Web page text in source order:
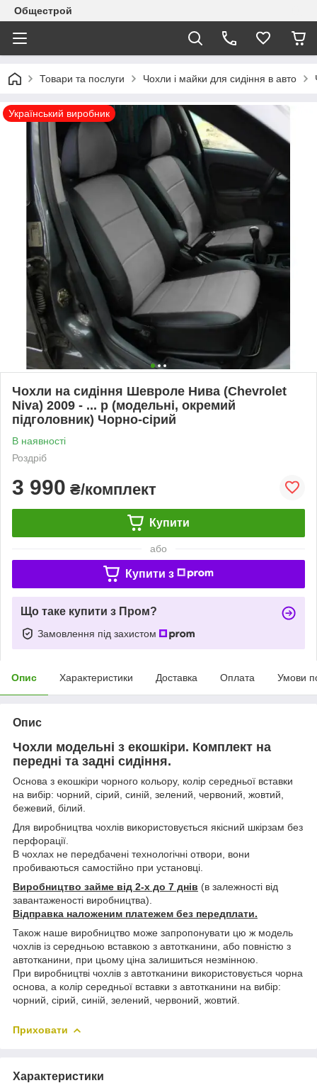
Общестрой
Товари та послуги Чохли і майки для сидіння в авто
Український виробник
Чохли на сидіння Шевроле Нива (Chevrolet
Niva) 2009 - ... р (модельні, окремий
підголовник) Чорно-сірий
В наявності
Роздріб
3 990 ₴/комплект
Купити
або
Купити з
Що таке купити з Пром?
Замовлення під захистом
Опис Характеристики Доставка Оплата Умови
Опис
Чохли модельні з екошкіри. Комплект на
передні та задні сидіння.
Основа з екошкіри чорного кольору, колір середньої вставки
на вибір: чорний, сірий, синій, зелений, червоний, жовтий,
бежевий, білий.
Для виробництва чохлів використовується якісний шкірзам без
перфорації.
В чохлах не передбачені технологічні отвори, вони
пробиваються самостійно при установці.
Виробництво займе від 2-х до 7 днів (в залежності від
завантаженості виробництва).
Відправка наложеним платежем без передплати.
Також наше виробництво може запропонувати цю ж модель
чохлів із середньою вставкою з автотканини, або повністю з
автотканини, при цьому ціна залишиться незмінною.
При виробництві чохлів з автотканини використовується чорна
основа, а колір середньої вставки з автотканини на вибір:
чорний, сірий, синій, зелений, червоний, жовтий.
Приховати
Характеристики